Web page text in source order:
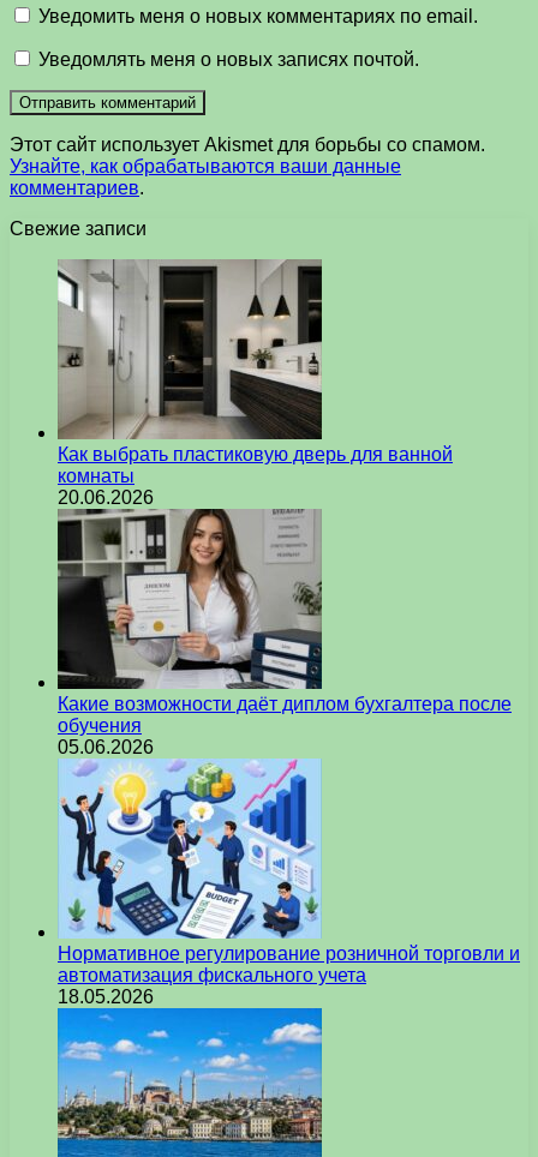
Уведомить меня о новых комментариях по email.
Уведомлять меня о новых записях почтой.
Этот сайт использует Akismet для борьбы со спамом.
Узнайте, как обрабатываются ваши данные
комментариев.
Свежие записи
Как выбрать пластиковую дверь для ванной
комнаты
20.06.2026
Какие возможности даёт диплом бухгалтера после
обучения
05.06.2026
Нормативное регулирование розничной торговли и
автоматизация фискального учета
18.05.2026